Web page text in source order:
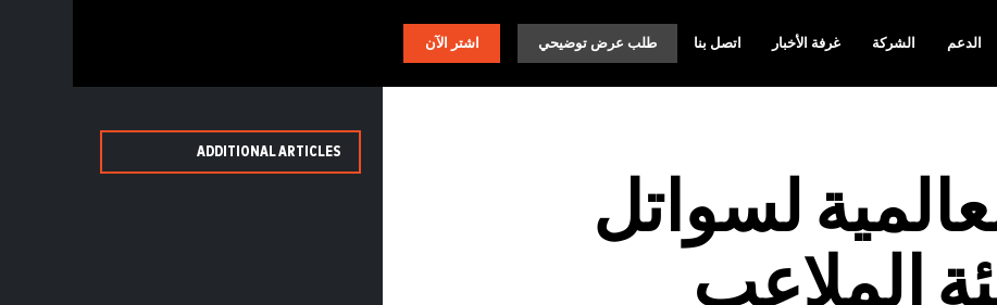
الدعم الشركة غرفة الأخبار اتصل بنا طلب عرض توضيحي اشتر الآن
لسواتل
الملاعب
ADDITIONAL ARTICLES